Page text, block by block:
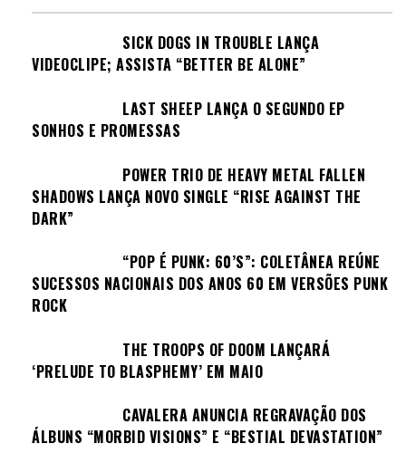
SICK DOGS IN TROUBLE LANÇA
VIDEOCLIPE; ASSISTA “BETTER BE ALONE”
LAST SHEEP LANÇA O SEGUNDO EP
SONHOS E PROMESSAS
POWER TRIO DE HEAVY METAL FALLEN
SHADOWS LANÇA NOVO SINGLE “RISE AGAINST THE
DARK”
“POP É PUNK: 60’S”: COLETÂNEA REÚNE
SUCESSOS NACIONAIS DOS ANOS 60 EM VERSÕES PUNK
ROCK
THE TROOPS OF DOOM LANÇARÁ
‘PRELUDE TO BLASPHEMY’ EM MAIO
CAVALERA ANUNCIA REGRAVAÇÃO DOS
ÁLBUNS “MORBID VISIONS” E “BESTIAL DEVASTATION”